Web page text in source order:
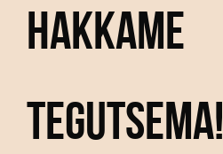
Hakkame
tegutsema!